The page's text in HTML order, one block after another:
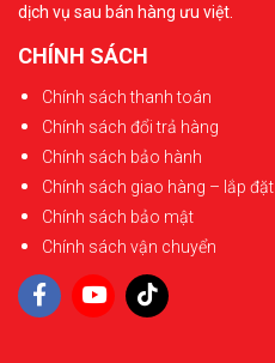
dịch vụ sau bán hàng ưu việt.
CHÍNH SÁCH
Chính sách thanh toán
Chính sách đổi trả hàng
Chính sách bảo hành
Chính sách giao hàng – lắp đặt
Chính sách bảo mật
Chính sách vận chuyển